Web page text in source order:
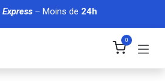
Express– Moins de 24h
0